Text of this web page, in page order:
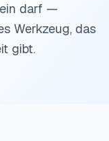
darf —
Werkzeug, das
gibt.